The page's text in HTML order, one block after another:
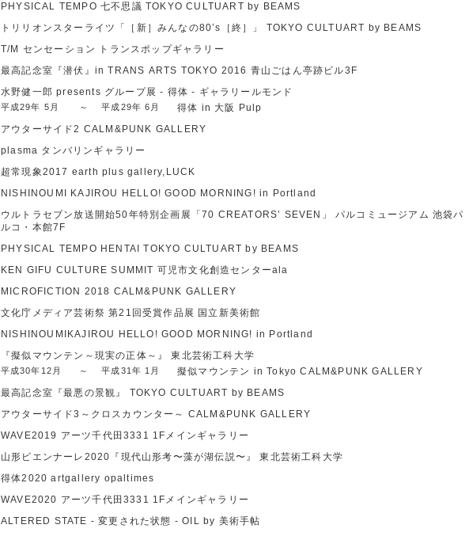
PHYSICAL TEMPO 七不思議 TOKYO CULTUART by BEAMS
トリリオンスターライツ「［新］みんなの80’s［終］」 TOKYO CULTUART by BEAMS
T/M センセーション トランスポップギャラリー
最高記念室『潜伏』in TRANS ARTS TOKYO 2016 青山ごはん亭跡ビル3F
水野健一郎 presents グループ展 - 得体 - ギャラリールモンド
平成29年 5月 ～平成29年 6月 得体 in 大阪 Pulp
アウターサイド2 CALM&PUNK GALLERY
plasma タンバリンギャラリー
超常現象2017 earth plus gallery,LUCK
NISHINOUMI KAJIROU HELLO! GOOD MORNING! in Portland
ウルトラセブン放送開始50年特別企画展「70 CREATORS’ SEVEN」 パルコミュージアム 池袋パ
ルコ・本館7F
PHYSICAL TEMPO HENTAITOKYO CULTUART by BEAMS
KEN GIFU CULTURE SUMMIT 可児市文化創造センターala
MICROFICTION 2018 CALM&PUNK GALLERY
文化庁メディア芸術祭 第21回受賞作品展 国立新美術館
NISHINOUMIKAJIROU HELLO! GOOD MORNING! in Portland
『擬似マウンテン～現実の正体～』東北芸術工科大学
平成30年12月 ～平成31年 1月 擬似マウンテン in TokyoCALM&PUNK GALLERY
最高記念室『最悪の景観』 TOKYO CULTUART by BEAMS
アウターサイド3～クロスカウンター～ CALM&PUNK GALLERY
WAVE2019 アーツ千代田3331 1Fメインギャラリー
山形ビエンナーレ2020『現代山形考〜藻が湖伝説〜』東北芸術工科大学
得体2020artgallery opaltimes
WAVE2020 アーツ千代田3331 1Fメインギャラリー
ALTERED STATE - 変更された状態 -OIL by 美術手帖